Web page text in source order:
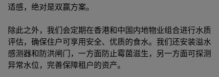
适感，绝对是双赢方案。
除此之外，我们会定期在香港和中国内地物业组合进行水质
评估，确保住户可享用安全、优质的食水。我们还安装溢水
感测器和防洪闸门，一方面防止霉菌滋生，另一方面可探测
异常水位，完善保障租户的资产。